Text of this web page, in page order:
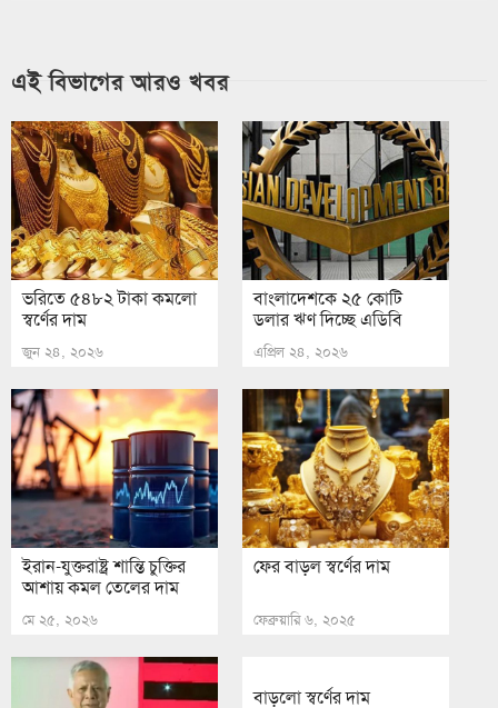
এই বিভাগের আরও খবর
ভরিতে ৫৪৮২ টাকা কমলো
স্বর্ণের দাম
জুন ২৪, ২০২৬
বাংলাদেশকে ২৫ কোটি
ডলার ঋণ দিচ্ছে এডিবি
এপ্রিল ২৪, ২০২৬
ইরান-যুক্তরাষ্ট্র শান্তি চুক্তির
আশায় কমল তেলের দাম
মে ২৫, ২০২৬
ফের বাড়ল স্বর্ণের দাম
ফেব্রুয়ারি ৬, ২০২৫
বাড়লো স্বর্ণের দাম